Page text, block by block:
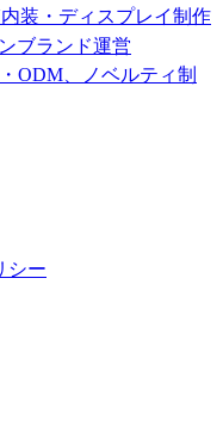
内装・ディスプレイ制作
ブランド運営
ODM、ノベルティ制
シー